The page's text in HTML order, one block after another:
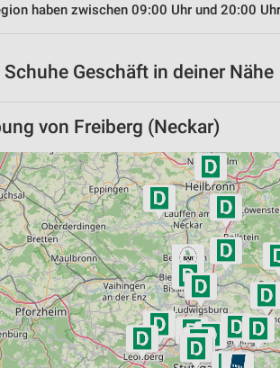
haben zwischen 09:00 Uhr und 20:00
Geschäft in deiner Nähe
von Freiberg (Neckar)